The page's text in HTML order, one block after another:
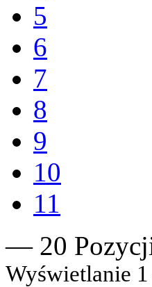
5
6
7
8
9
10
11
— 20
Wyświetlanie